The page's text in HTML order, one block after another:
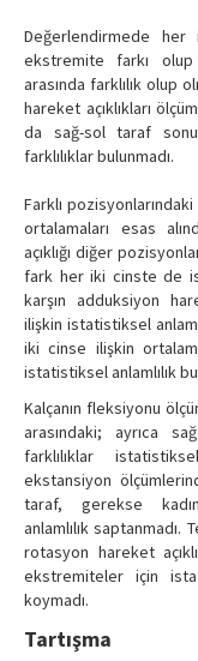
Değerlendirmede
ekstremite farkı olup
arasında farklılık olup
hareket açıklıkları
da sağ-sol taraf
farklılıklar bulunmadı.
Farklı
ortalamaları esas
açıklığı diğer
fark her iki cinste de
karşın adduksiyon
ilişkin istatistiksel
iki cinse ilişkin
istatistiksel anlamlılık
Kalçanın fleksiyonu
arasındaki; ayrıca
farklılıklar
ekstansiyon
taraf, gerekse
anlamlılık
rotasyon hareket
ekstremiteler için
koymadı.
Tartışma